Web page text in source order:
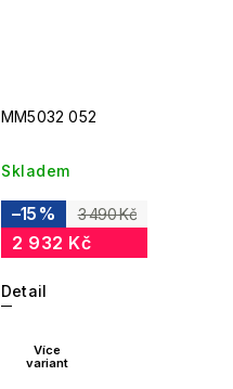
MM5032 052
Skladem
3 490 Kč
–15 %
2 932 Kč
Detail
Více
variant